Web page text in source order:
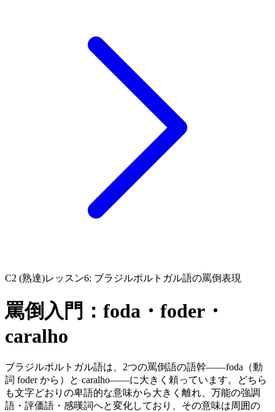
C2 (熟達)レッスン6: ブラジルポルトガル語の罵倒表現
罵倒入門：foda・foder・
caralho
ブラジルポルトガル語は、2つの罵倒語の語幹——foda（動
詞 foder から）と caralho——に大きく頼っています。どちら
も文字どおりの卑語的な意味から大きく離れ、万能の強調
語・評価語・感嘆詞へと変化しており、その意味は周囲の